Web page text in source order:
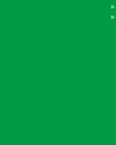
»
»